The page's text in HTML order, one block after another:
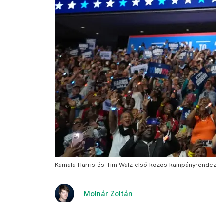
Kamala Harris és Tim Walz első közös
Molnár Zoltán